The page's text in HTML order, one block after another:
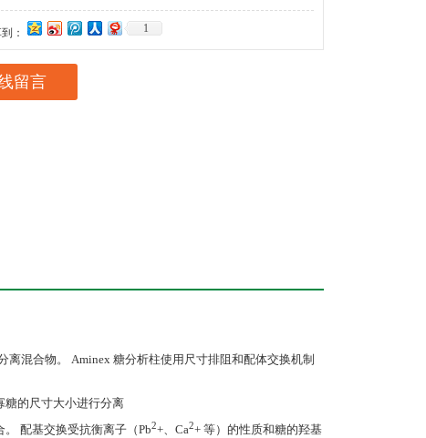
： 1
留言
混合物。 Aminex 糖分析柱使用尺寸排阻和配体交换机制
糖的尺寸大小进行分离
配基交换受抗衡离子（Pb2+、Ca2+ 等）的性质和糖的羟基